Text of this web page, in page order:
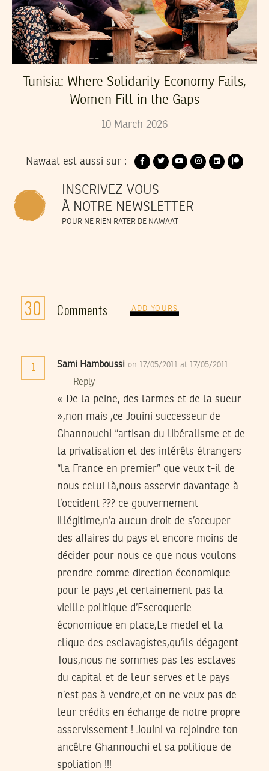
Tunisia: Where Solidarity Economy Fails,
Women Fill in the Gaps
10 March 2026
Nawaat est aussi sur :
INSCRIVEZ-VOUS
À NOTRE NEWSLETTER
POUR NE RIEN RATER DE NAWAAT
30 Comments ADD YOURS
1 Sami Hamboussi on 17/05/2011 at 17/05/2011
Reply
« De la peine, des larmes et de la sueur
»,non mais ,ce Jouini successeur de
Ghannouchi “artisan du libéralisme et de
la privatisation et des intérêts étrangers
“la France en premier” que veux t-il de
nous celui là,nous asservir davantage à
l’occident ??? ce gouvernement
illégitime,n’a aucun droit de s’occuper
des affaires du pays et encore moins de
décider pour nous ce que nous voulons
prendre comme direction économique
pour le pays ,et certainement pas la
vieille politique d’Escroquerie
économique en place,Le medef et la
clique des esclavagistes,qu’ils dégagent
Tous,nous ne sommes pas les esclaves
du capital et de leur serves et le pays
n’est pas à vendre,et on ne veux pas de
leur crédits en échange de notre propre
asservissement ! Jouini va rejoindre ton
ancêtre Ghannouchi et sa politique de
spoliation !!!